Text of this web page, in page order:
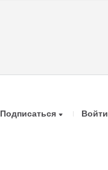
Подписаться Войти